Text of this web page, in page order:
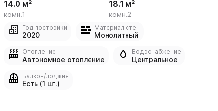
14.0 м²
комн.1
18.1 м²
комн.2
Год постройки
2020
Материал стен
Монолитный
Отопление
Автономное отопление
Водоснабжение
Центральное
Балкон/лоджия
Есть (1 шт.)